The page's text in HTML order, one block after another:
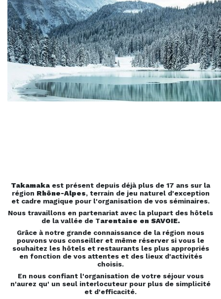
Takamaka est présent depuis déjà plus de 17 ans sur la
région Rhône-Alpes, terrain de jeu naturel d'exception
et cadre magique pour l'organisation de vos séminaires.
Nous travaillons en partenariat avec la plupart des hôtels
de la vallée de Tarentaise en SAVOIE.
Grâce à notre grande connaissance de la région nous
pouvons vous conseiller et même réserver si vous le
souhaitez les hôtels et restaurants les plus appropriés
en fonction de vos attentes et des lieux d'activités
choisis.
En nous confiant l'organisation de votre séjour vous
n'aurez qu' un seul interlocuteur pour plus de simplicité
et d'efficacité.